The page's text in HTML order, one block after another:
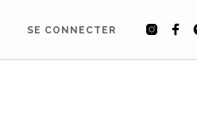
SE CONNECTER